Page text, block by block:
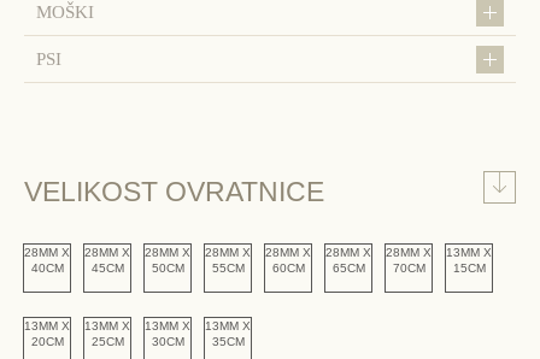
MOŠKI
PSI
VELIKOST OVRATNICE
28MM X
40CM
28MM X
45CM
28MM X
50CM
28MM X
55CM
28MM X
60CM
28MM X
65CM
28MM X
70CM
13MM X
15CM
13MM X
20CM
13MM X
25CM
13MM X
30CM
13MM X
35CM